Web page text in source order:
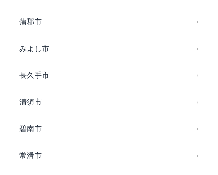
蒲郡市
みよし市
長久手市
清須市
碧南市
常滑市